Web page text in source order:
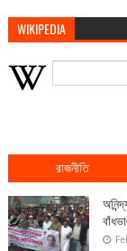
WIKIPEDIA
রাজনীতি